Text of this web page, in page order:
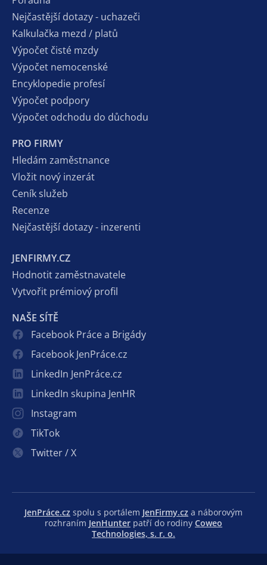
Nejčastější dotazy - uchazeči
Kalkulačka mezd / platů
Výpočet čisté mzdy
Výpočet nemocenské
Encyklopedie profesí
Výpočet podpory
Výpočet odchodu do důchodu
PRO FIRMY
Hledám zaměstnance
Vložit nový inzerát
Ceník služeb
Recenze
Nejčastější dotazy - inzerenti
JENFIRMY.CZ
Hodnotit zaměstnavatele
Vytvořit prémiový profil
NAŠE SÍTĚ
Facebook Práce a Brigády
Facebook JenPráce.cz
LinkedIn JenPráce.cz
LinkedIn skupina JenHR
Instagram
TikTok
Twitter / X
JenPráce.cz spolu s portálem JenFirmy.cz a náborovým
rozhraním JenHunter patří do rodiny Coweo
Technologies, s. r. o.